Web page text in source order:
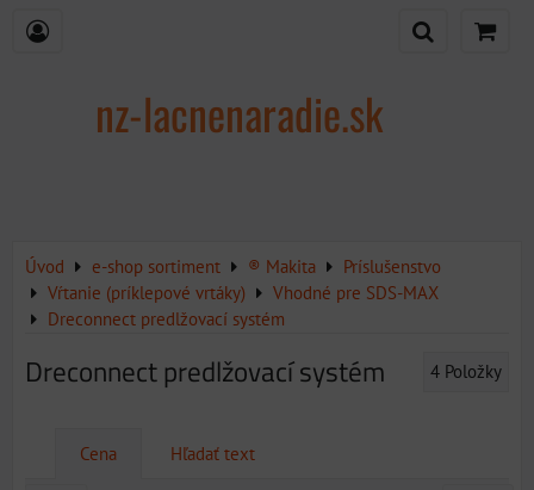
nz-lacnenaradie.sk
Úvod e-shop sortiment ® Makita
Príslušenstvo
Vŕtanie (príklepové vrtáky)
Vhodné pre SDS-MAX
Dreconnect predlžovací systém
Dreconnect predlžovací systém 4 Položky
Cena Hľadať text